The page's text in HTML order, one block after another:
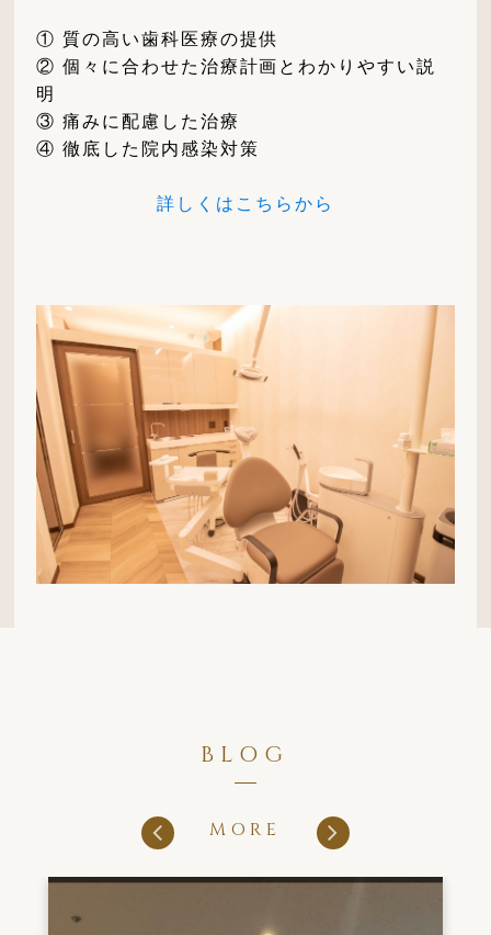
① 質の高い歯科医療の提供
② 個々に合わせた治療計画とわかりやすい説
明
③ 痛みに配慮した治療
④ 徹底した院内感染対策
詳しくはこちらから
BLOG
MORE